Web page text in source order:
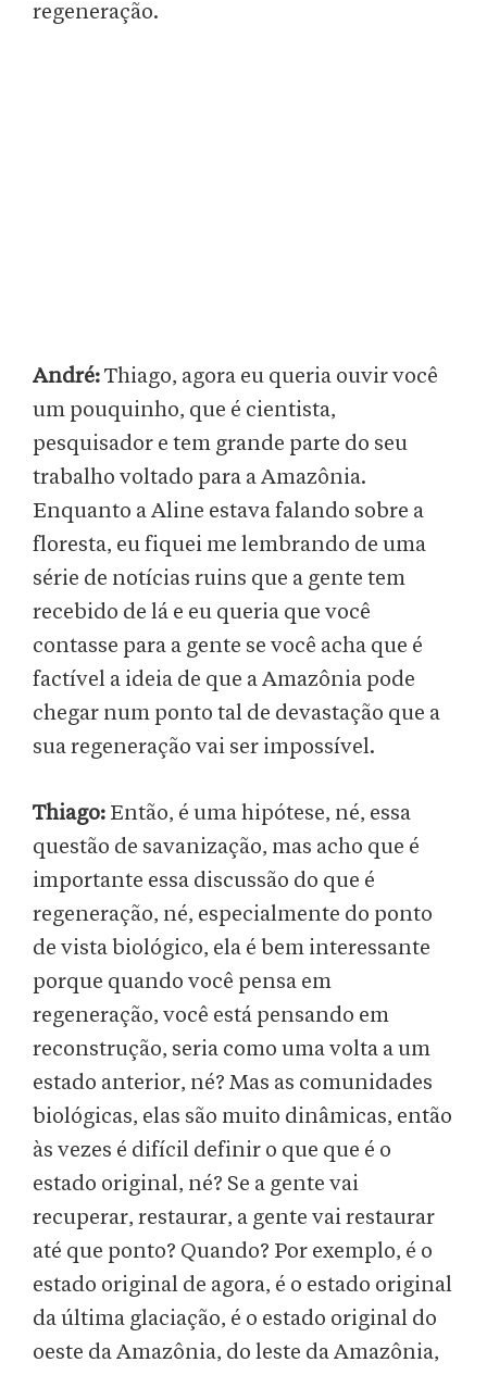
regeneração.
André:Thiago, agora eu queria ouvir você
um pouquinho, que é cientista,
pesquisador e tem grande parte do seu
trabalho voltado para a Amazônia.
Enquanto a Aline estava falando sobre a
floresta, eu fiquei me lembrando de uma
série de notícias ruins que a gente tem
recebido de lá e eu queria que você
contasse para a gente se você acha que é
factível a ideia de que a Amazônia pode
chegar num ponto tal de devastação que a
sua regeneração vai ser impossível.
Thiago: Então, é uma hipótese, né, essa
questão de savanização, mas acho que é
importante essa discussão do que é
regeneração, né, especialmente do ponto
de vista biológico, ela é bem interessante
porque quando você pensa em
regeneração, você está pensando em
reconstrução, seria como uma volta a um
estado anterior, né? Mas as comunidades
biológicas, elas são muito dinâmicas, então
às vezes é difícil definir o que que é o
estado original, né? Se a gente vai
recuperar, restaurar, a gente vai restaurar
até que ponto? Quando? Por exemplo, é o
estado original de agora, é o estado original
da última glaciação, é o estado original do
oeste da Amazônia, do leste da Amazônia,